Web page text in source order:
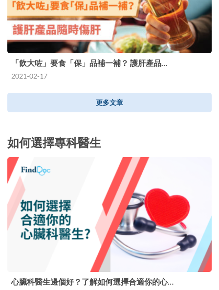
「飲大咗」要食「保」品補一補？ 護肝產品…
2021-02-17
更多文章
如何選擇專科醫生
心臟科醫生邊個好？了解如何選擇合適你的心…